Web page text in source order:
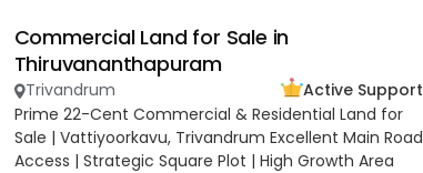
Commercial Land for Sale in
Thiruvananthapuram
Trivandrum
Active Support
Prime 22-Cent Commercial & Residential Land for
Sale | Vattiyoorkavu, Trivandrum Excellent Main Road
Access | Strategic Square Plot | High Growth Area